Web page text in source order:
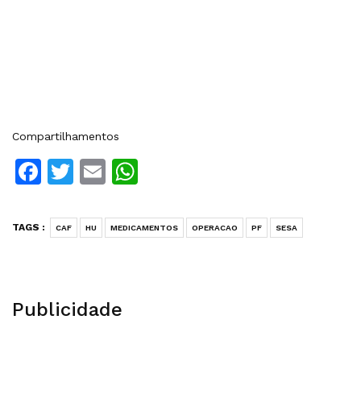
Compartilhamentos
Facebook
Twitter
Email
TAGS : CAF HU MEDICAMENTOS OPERACAO PF SESA
Publicidade